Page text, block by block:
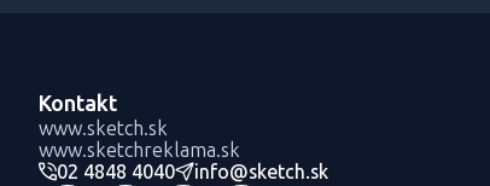
Kontakt
www.sketch.sk
www.sketchreklama.sk
02 4848 4040
info@sketch.sk